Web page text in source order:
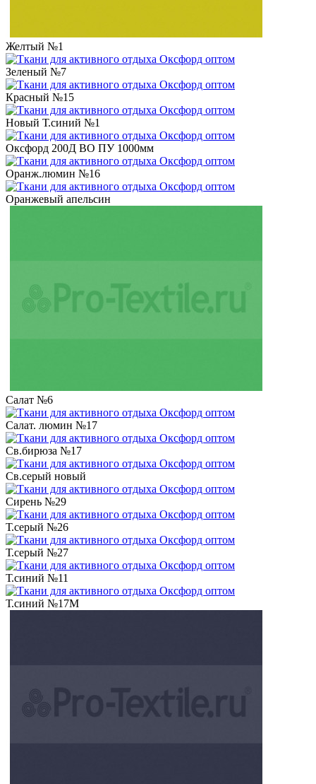
Желтый №1
Зеленый №7
Красный №15
Новый Т.синий №1
Оксфорд 200Д ВО ПУ 1000мм
Оранж.люмин №16
Оранжевый апельсин
Салат №6
Салат. люмин №17
Св.бирюза №17
Св.серый новый
Сирень №29
Т.серый №26
Т.серый №27
Т.синий №11
Т.синий №17М